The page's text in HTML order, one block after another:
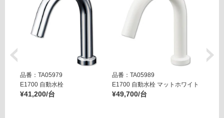
品番：TA05979
E1700 自動水栓
¥41,200/台
品番：TA05989
E1700 自動水栓 マットホワイト
¥49,700/台